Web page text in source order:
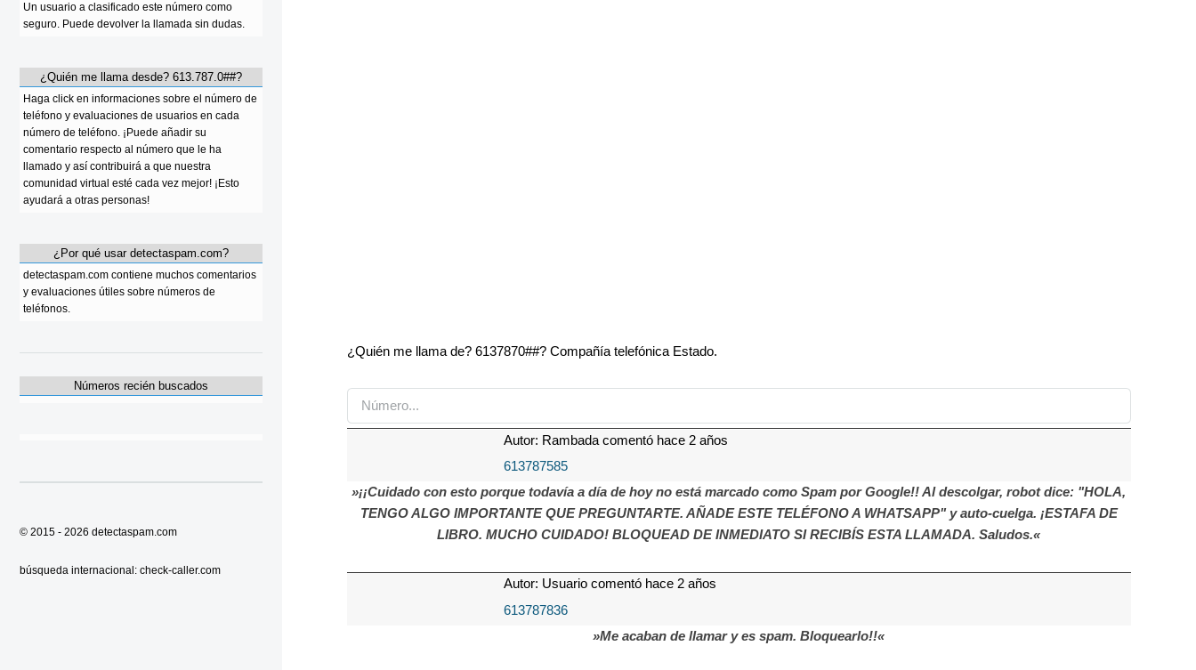
¿Quién me llama de? 6137870##? Compañía telefónica Estado.
Autor: Rambada comentó hace 2 años
613787585
»¡¡Cuidado con esto porque todavía a día de hoy no está marcado como Spam por Google!! Al descolgar, robot dice: "HOLA,
TENGO ALGO IMPORTANTE QUE PREGUNTARTE. AÑADE ESTE TELÉFONO A WHATSAPP" y auto-cuelga. ¡ESTAFA DE
LIBRO. MUCHO CUIDADO! BLOQUEAD DE INMEDIATO SI RECIBÍS ESTA LLAMADA. Saludos.«
Autor: Usuario comentó hace 2 años
613787836
»Me acaban de llamar y es spam. Bloquearlo!!«
Un usuario a clasificado este número como
seguro. Puede devolver la llamada sin dudas.
¿Quién me llama desde? 613.787.0##?
Haga click en informaciones sobre el número de
teléfono y evaluaciones de usuarios en cada
número de teléfono. ¡Puede añadir su
comentario respecto al número que le ha
llamado y así contribuirá a que nuestra
comunidad virtual esté cada vez mejor! ¡Esto
ayudará a otras personas!
¿Por qué usar detectaspam.com?
detectaspam.com contiene muchos comentarios
y evaluaciones útiles sobre números de
teléfonos.
Números recién buscados
© 2015 - 2026 detectaspam.com
búsqueda internacional: check-caller.com